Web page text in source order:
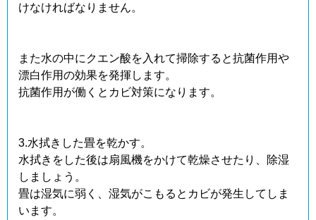
けなければなりません。
また水の中にクエン酸を入れて掃除すると抗菌作用や
漂白作用の効果を発揮します。
抗菌作用が働くとカビ対策になります。
3.水拭きした畳を乾かす。
水拭きをした後は扇風機をかけて乾燥させたり、除湿
しましょう。
畳は湿気に弱く、湿気がこもるとカビが発生してしま
います。